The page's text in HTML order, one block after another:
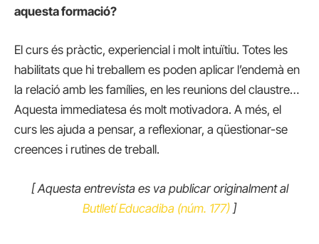
aquesta formació?
El curs és pràctic, experiencial i molt intuïtiu. Totes les
habilitats que hi treballem es poden aplicar l’endemà en
la relació amb les famílies, en les reunions del claustre…
Aquesta immediatesa és molt motivadora. A més, el
curs les ajuda a pensar, a reflexionar, a qüestionar-se
creences i rutines de treball.
[ Aquesta entrevista es va publicar originalment al
Butlletí Educadiba (núm. 177) ]